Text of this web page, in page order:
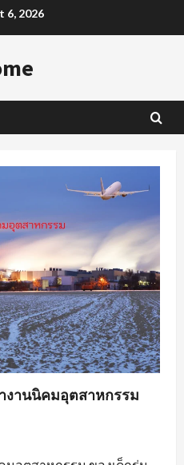
6, 2026
งานนิคมอุตสาหกรรม